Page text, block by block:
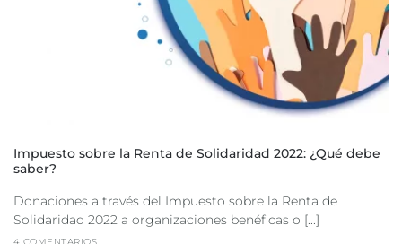
Impuesto sobre la Renta de Solidaridad 2022: ¿Qué debe
saber?
Donaciones a través del Impuesto sobre la Renta de
Solidaridad 2022 a organizaciones benéficas o [...]
4 COMENTARIOS